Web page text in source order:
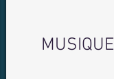
MUSIQUE